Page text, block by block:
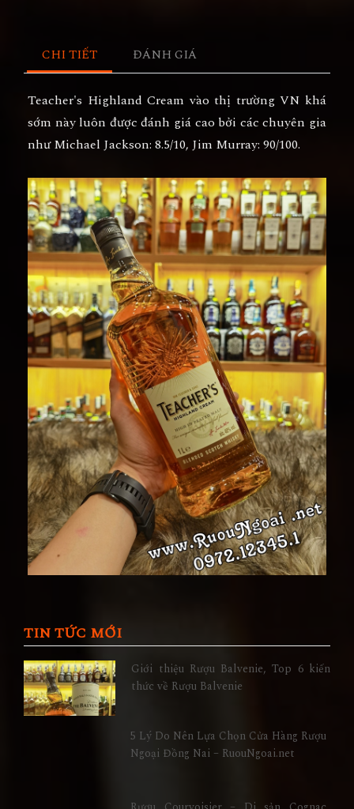
CHI TIẾT ĐÁNH GIÁ
Teacher's Highland Cream vào thị trường VN khá
sớm này luôn được đánh giá cao bởi các chuyên gia
như Michael Jackson: 8.5/10, Jim Murray: 90/100.
TIN TỨC MỚI
Giới thiệu Rượu Balvenie, Top 6 kiến
thức về Rượu Balvenie
5 Lý Do Nên Lựa Chọn Cửa Hàng Rượu
Ngoại Đồng Nai – RuouNgoai.net